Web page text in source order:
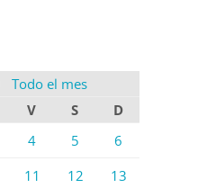
Todo el mes
V S
D
4 5
6
11 12
13